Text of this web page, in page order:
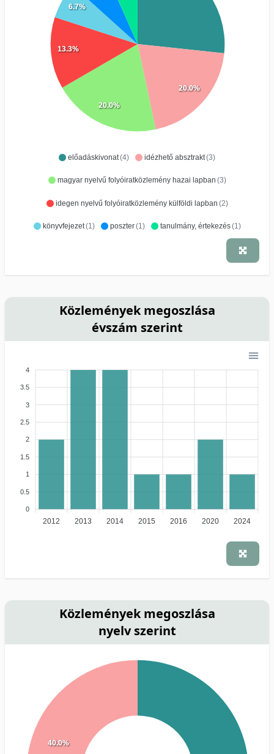
előadáskivonat(4) idézhető absztrakt(3)
magyar nyelvű folyóiratközlemény hazai lapban (3)
idegen nyelvű folyóiratközlemény külföldi lapban (2)
könyvfejezet(1) poszter(1) tanulmány, értekezés(1)
20.0%
20.0%
13.3%
6.7%
Közlemények megoszlása
évszám szerint
4
3.5
3
2.5
2
1.5
1
0.5
0
2012 2013 2014 2015 2016 2020 2024
Közlemények megoszlása
nyelv szerint
40.0%